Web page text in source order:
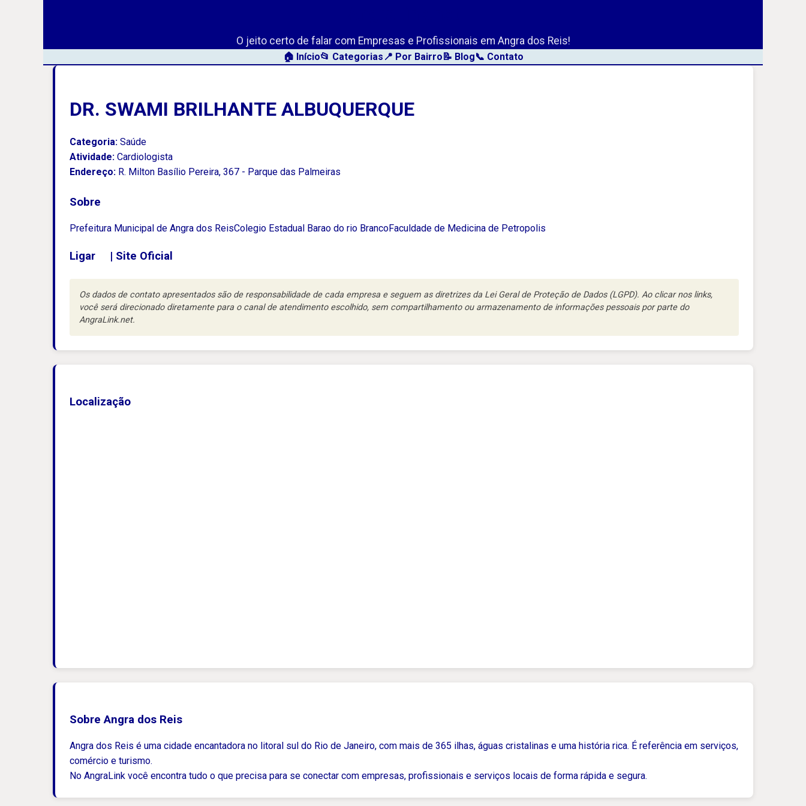
O jeito certo de falar com Empresas e Profissionais em Angra dos Reis!
🏠 Início📂 Categorias 📍 Por Bairro📝 Blog📞 Contato
DR. SWAMI BRILHANTE ALBUQUERQUE
Categoria: Saúde
Atividade: Cardiologista
Endereço: R. Milton Basílio Pereira, 367 - Parque das Palmeiras
Sobre
Prefeitura Municipal de Angra dos ReisColegio Estadual Barao do rio BrancoFaculdade de Medicina de Petropolis
Ligar | Site Oficial
Os dados de contato apresentados são de responsabilidade de cada empresa e seguem as diretrizes da Lei Geral de Proteção de Dados (LGPD). Ao clicar nos links,
você será direcionado diretamente para o canal de atendimento escolhido, sem compartilhamento ou armazenamento de informações pessoais por parte do
AngraLink.net.
Localização
Sobre Angra dos Reis
Angra dos Reis é uma cidade encantadora no litoral sul do Rio de Janeiro, com mais de 365 ilhas, águas cristalinas e uma história rica. É referência em serviços,
comércio e turismo.
No AngraLink você encontra tudo o que precisa para se conectar com empresas, profissionais e serviços locais de forma rápida e segura.